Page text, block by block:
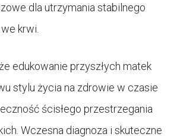
dla utrzymania stabilnego
krwi.
edukowanie przyszłych matek
stylu życia na zdrowie w czasie
ścisłego przestrzegania
Wczesna diagnoza i skuteczne